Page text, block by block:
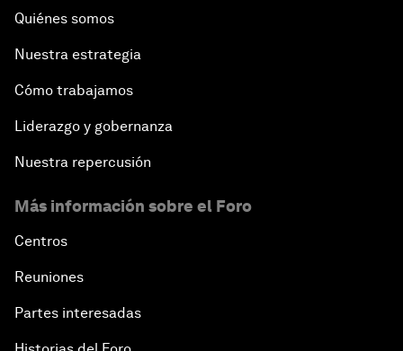
Quiénes somos
Nuestra estrategia
Cómo trabajamos
Liderazgo y gobernanza
Nuestra repercusión
Más información sobre el Foro
Centros
Reuniones
Partes interesadas